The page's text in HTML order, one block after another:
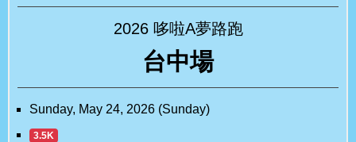
2026 哆啦A夢路跑
台中場
Sunday, May 24, 2026 (Sunday)
3.5K